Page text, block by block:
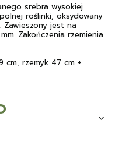
srebra wysokiej
roślinki, oksydowany
Zawieszony jest na
Zakończenia rzemienia
cm, rzemyk 47 cm +